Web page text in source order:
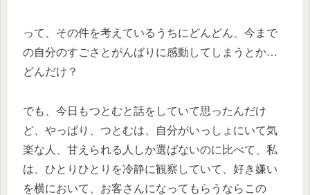
って、その件を考えているうちにどんどん、今まで
の自分のすごさとがんばりに感動してしまうとか…
どんだけ？
でも、今日もつとむと話をしていて思ったんだけ
ど、やっぱり、つとむは、自分がいっしょにいて気
楽な人、甘えられる人しか選ばないのに比べて、私
は、ひとりひとりを冷静に観察していて、好き嫌い
を横において、お客さんになってもらうならこの